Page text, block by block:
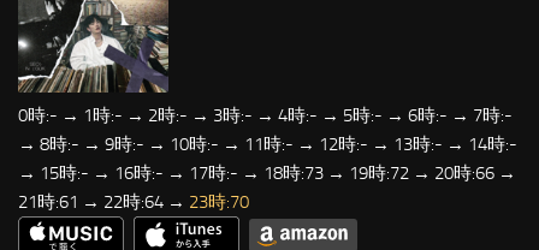
0時:- → 1時:- → 2時:- → 3時:- → 4時:- → 5時:- → 6時:- → 7時:-
→ 8時:- → 9時:- → 10時:- → 11時:- → 12時:- → 13時:- → 14時:-
→ 15時:- → 16時:- → 17時:- → 18時:73 → 19時:72 → 20時:66 →
21時:61 → 22時:64 → 23時:70